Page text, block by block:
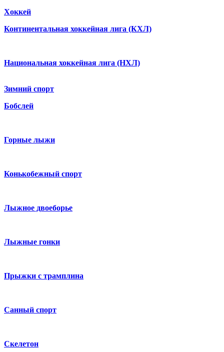
Хоккей
Континентальная хоккейная лига (КХЛ)
Национальная хоккейная лига (НХЛ)
Зимний спорт
Бобслей
Горные лыжи
Конькобежный спорт
Лыжное двоеборье
Лыжные гонки
Прыжки с трамплина
Санный спорт
Скелетон